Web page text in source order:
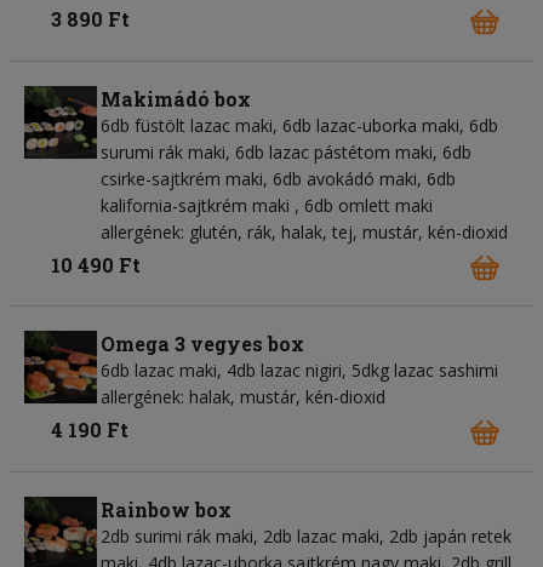
3 890 Ft
Makimádó box
6db füstölt lazac maki, 6db lazac-uborka maki, 6db
surumi rák maki, 6db lazac pástétom maki, 6db
csirke-sajtkrém maki, 6db avokádó maki, 6db
kalifornia-sajtkrém maki , 6db omlett maki
allergének: glutén, rák, halak, tej, mustár, kén-dioxid
10 490 Ft
Omega 3 vegyes box
6db lazac maki, 4db lazac nigiri, 5dkg lazac sashimi
allergének: halak, mustár, kén-dioxid
4 190 Ft
Rainbow box
2db surimi rák maki, 2db lazac maki, 2db japán retek
maki, 4db lazac-uborka sajtkrém nagy maki, 2db grill